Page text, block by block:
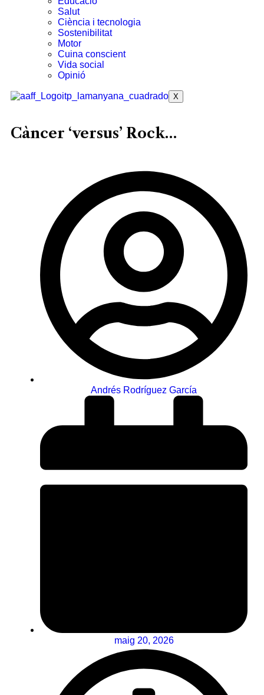
Salut
Ciència i tecnologia
Sostenibilitat
Motor
Cuina conscient
Vida social
Opinió
X
Càncer ‘versus’ Rock…
Andrés Rodríguez García
maig 20, 2026